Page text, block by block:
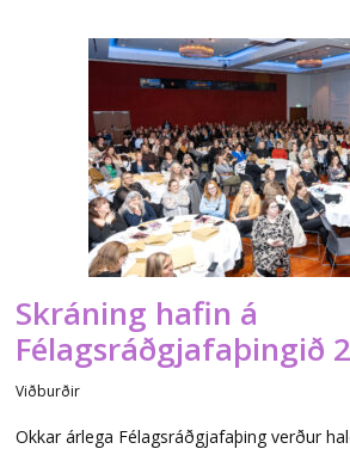
Skráning hafin á
Félagsráðgjafaþingið
Viðburðir
Okkar árlega Félagsráðgjafaþing verður